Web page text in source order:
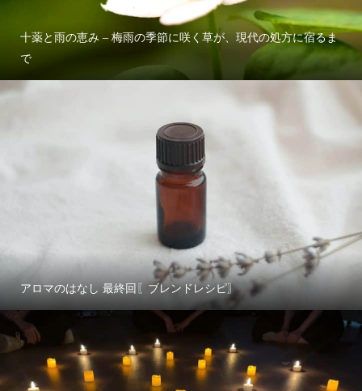
十薬と雨の恵み – 梅雨の季節に咲く草が、現代の処方に宿るま
で
アロマのはなし 最終回〖ブレンドレシピ〗